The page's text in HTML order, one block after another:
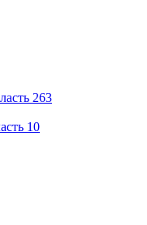
263
10